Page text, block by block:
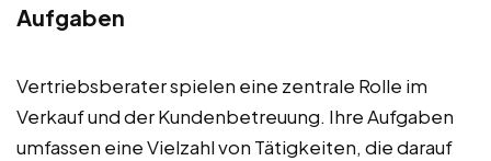
Aufgaben
Vertriebsberater spielen eine zentrale Rolle im
Verkauf und der Kundenbetreuung. Ihre Aufgaben
umfassen eine Vielzahl von Tätigkeiten, die darauf